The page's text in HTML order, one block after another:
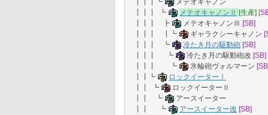
┃┃┃┗
メテオキャノン
┃┃┃ ┗
メテオキャノンⅡ [生産]
┃┃┃ ┣
メテオキャノンⅢ [SB]
┃┃┃ ┃┗
ギャラクシーキャノン
┃┃┃ ┗
冷たき月の駆動砲 [SB]
┃┃┃ ┗
冷たき月の駆動砲改 [SB]
┃┃┃ ┗
氷輪砲ヴォルマーン
┃┃┗
ロックイーターⅠ
┃┃ ┗
ロックイーターⅡ
┃┃ ┗
アースイーター
┃┃ ┗
アースイーター改 [SB]